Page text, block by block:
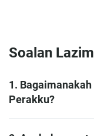
Soalan
1.
Perakku?